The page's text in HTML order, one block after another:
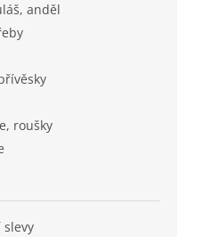
anděl
roušky
slevy